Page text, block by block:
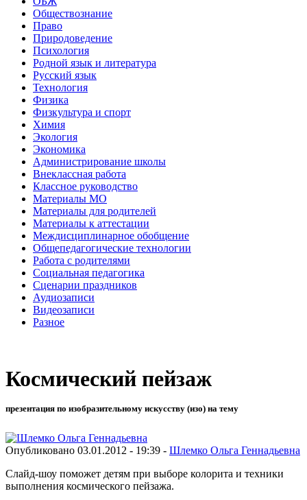
Обществознание
Право
Природоведение
Психология
Родной язык и литература
Русский язык
Технология
Физика
Физкультура и спорт
Химия
Экология
Экономика
Администрирование школы
Внеклассная работа
Классное руководство
Материалы МО
Материалы для родителей
Материалы к аттестации
Междисциплинарное обобщение
Общепедагогические технологии
Работа с родителями
Социальная педагогика
Сценарии праздников
Аудиозаписи
Видеозаписи
Разное
Космический пейзаж
презентация по изобразительному искусству (изо) на тему
Опубликовано 03.01.2012 - 19:39 - Шлемко Ольга Геннадьевна
Слайд-шоу поможет детям при выборе колорита и техники
выполнения космического пейзажа.